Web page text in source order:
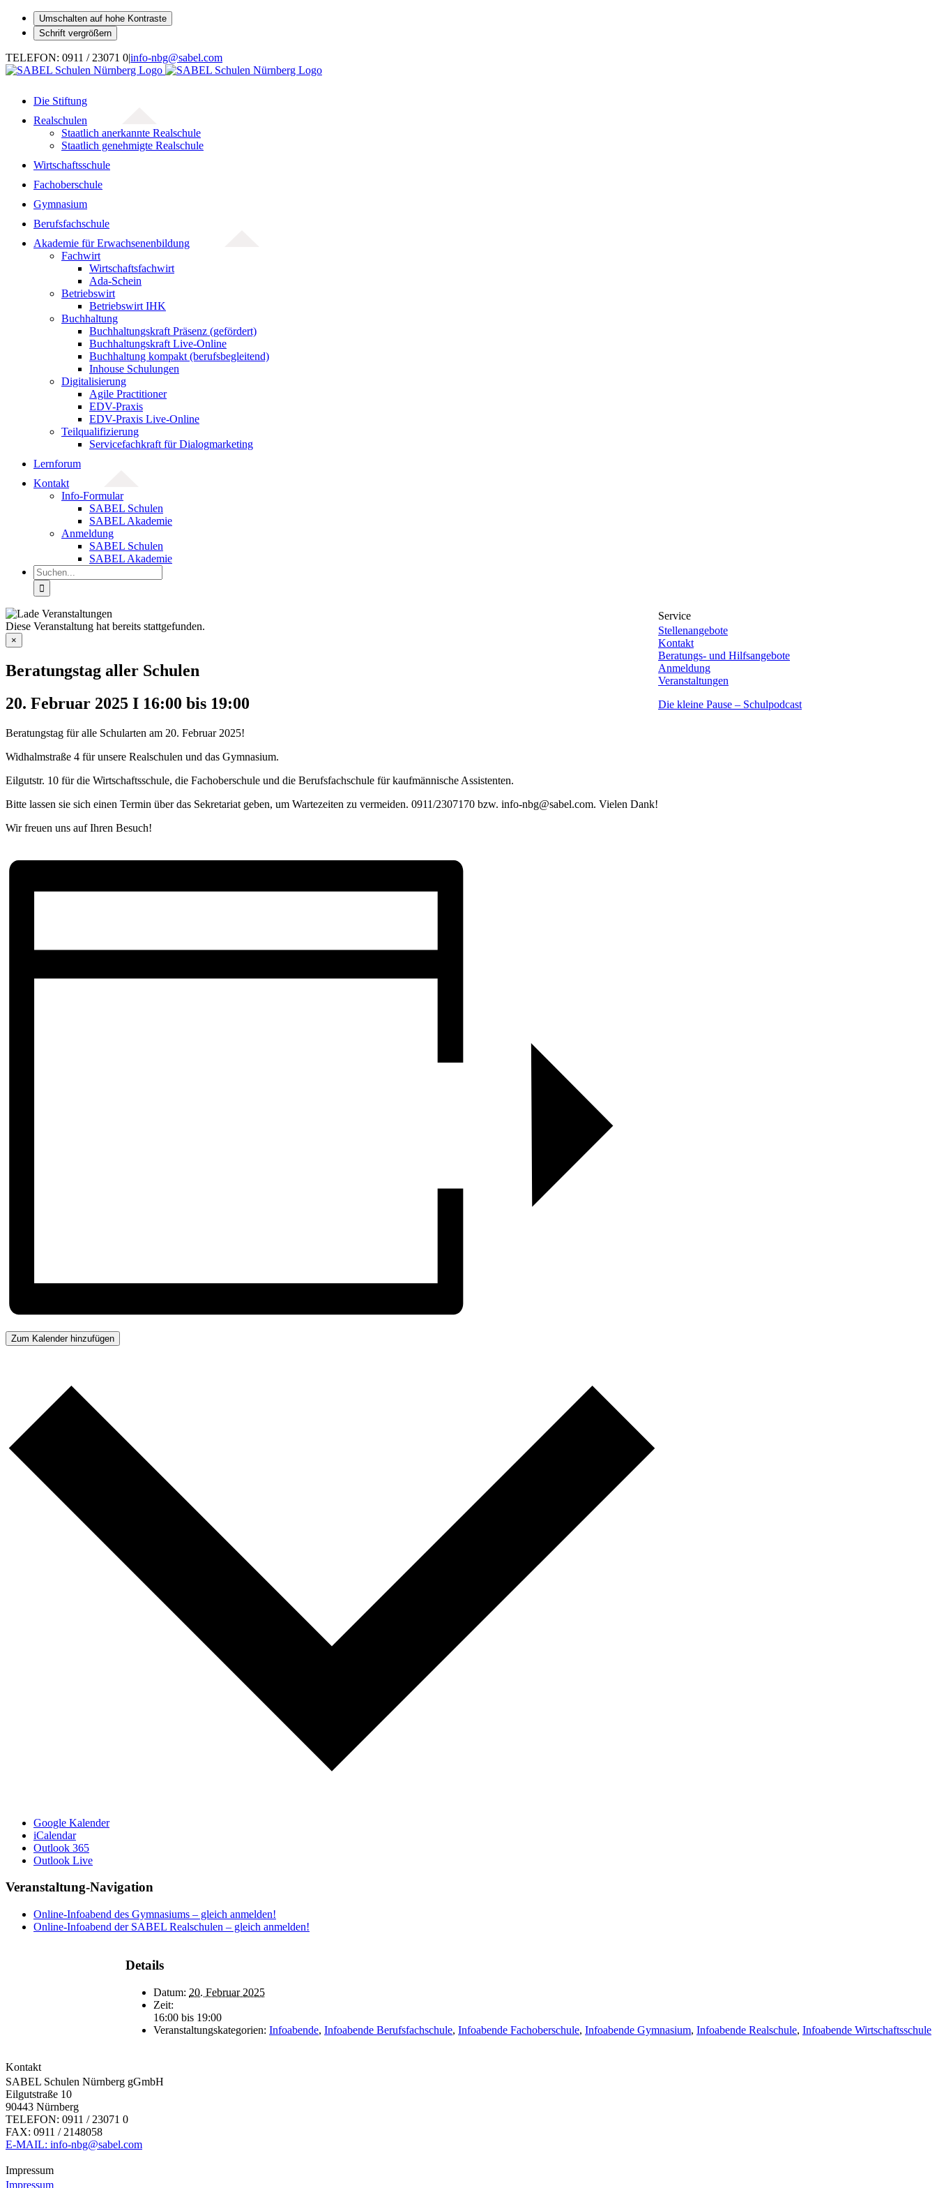
Umschalten auf hohe Kontraste
Schrift vergrößern
Zum
Inhalt
TELEFON: 0911 / 23071 0|info-nbg@sabel.com
Die Stiftung
Realschulen
Staatlich anerkannte Realschule
Staatlich genehmigte Realschule
Wirtschaftsschule
Fachoberschule
Gymnasium
Berufsfachschule
Akademie für Erwachsenenbildung
Fachwirt
Wirtschaftsfachwirt
Ada-Schein
Betriebswirt
Betriebswirt IHK
Buchhaltung
Buchhaltungskraft Präsenz (gefördert)
Buchhaltungskraft Live-Online
Buchhaltung kompakt (berufsbegleitend)
Inhouse Schulungen
Digitalisierung
Agile Practitioner
EDV-Praxis
EDV-Praxis Live-Online
Teilqualifizierung
Servicefachkraft für Dialogmarketing
Lernforum
Kontakt
Info-Formular
SABEL Schulen
SABEL Akademie
Anmeldung
SABEL Schulen
SABEL Akademie
Suche
nach:
Diese Veranstaltung hat bereits stattgefunden.
×
Beratungstag aller Schulen
20. Februar 2025 I 16:00 bis 19:00
Beratungstag für alle Schularten am 20. Februar 2025!
Widhalmstraße 4 für unsere Realschulen und das Gymnasium.
Eilgutstr. 10 für die Wirtschaftsschule, die Fachoberschule und die Berufsfachschule für kaufmännische Assistenten.
Bitte lassen sie sich einen Termin über das Sekretariat geben, um Wartezeiten zu vermeiden. 0911/2307170 bzw. info-nbg@sabel.com. Vielen Dank!
Wir freuen uns auf Ihren Besuch!
Zum Kalender hinzufügen
Google Kalender
iCalendar
Outlook 365
Outlook Live
Veranstaltung-Navigation
Online-Infoabend des Gymnasiums – gleich anmelden!
Online-Infoabend der SABEL Realschulen – gleich anmelden!
Details
Datum: 20. Februar 2025
Zeit:
16:00 bis 19:00
Veranstaltungskategorien: Infoabende, Infoabende Berufsfachschule, Infoabende Fachoberschule, Infoabende Gymnasium, Infoabende Realschule, Infoabende Wirtschaftsschule
Service
Stellenangebote
Kontakt
Beratungs- und Hilfsangebote
Anmeldung
Veranstaltungen
Die kleine Pause – Schulpodcast
Kontakt
SABEL Schulen Nürnberg gGmbH
Eilgutstraße 10
90443 Nürnberg
TELEFON: 0911 / 23071 0
FAX: 0911 / 2148058
E-MAIL: info-nbg@sabel.com
Impressum
Impressum